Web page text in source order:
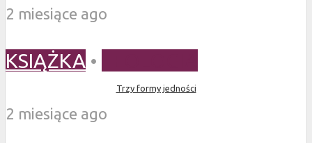
2 miesiące ago
KSIĄŻKA •
Trzy formy jedności
2 miesiące ago